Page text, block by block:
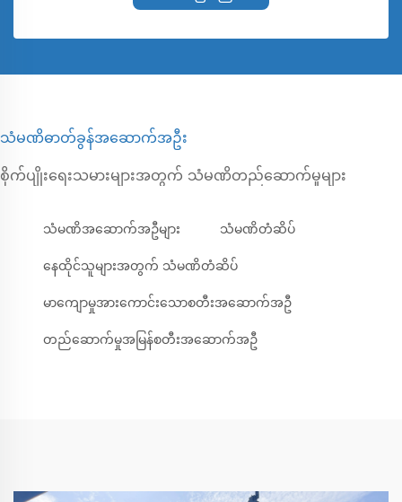
သံမဏိဓာတ်ခွန်အဆောက်အဦး
စိုက်ပျိုးရေးသမားများအတွက် သံမဏိတည်ဆောက်မှုများ
သံမဏိအဆောက်အဦများ သံမဏိတံဆိပ်
နေထိုင်သူများအတွက် သံမဏိတံဆိပ်
မာကျောမှုအားကောင်းသောစတီးအဆောက်အဦ
တည်ဆောက်မှုအမြန်စတီးအဆောက်အဦ